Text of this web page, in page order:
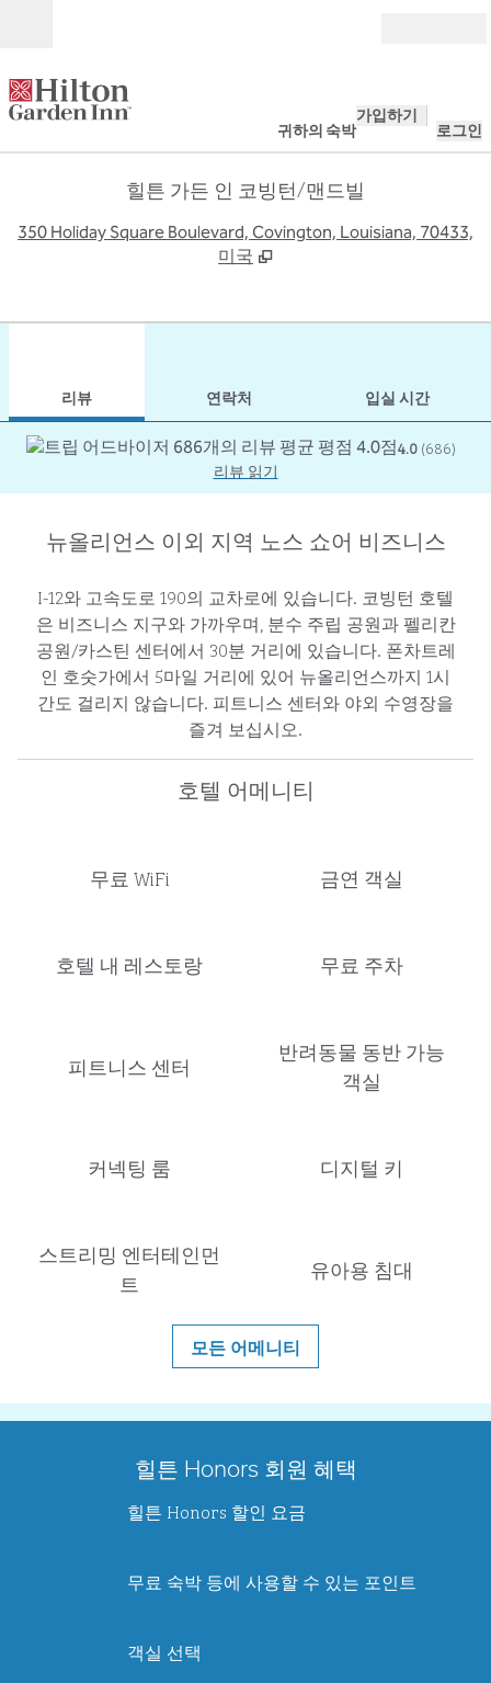
귀하의 숙박
가입하기
로그인
힐튼 가든 인 코빙턴/맨드빌
350 Holiday Square Boulevard, Covington, Louisiana, 70433,
미국
리뷰 연락처 입실 시간
4.0(686)
리뷰 읽기
뉴올리언스 이외 지역 노스 쇼어 비즈니스
I-12와 고속도로 190의 교차로에 있습니다. 코빙턴 호텔
은 비즈니스 지구와 가까우며, 분수 주립 공원과 펠리칸
공원/카스틴 센터에서 30분 거리에 있습니다. 폰차트레
인 호숫가에서 5마일 거리에 있어 뉴올리언스까지 1시
간도 걸리지 않습니다. 피트니스 센터와 야외 수영장을
즐겨 보십시오.
호텔 어메니티
무료 WiFi 금연 객실
호텔 내 레스토랑 무료 주차
피트니스 센터
반려동물 동반 가능
객실
커넥팅 룸 디지털 키
스트리밍 엔터테인먼
트
유아용 침대
모든 어메니티
힐튼 Honors 회원 혜택
힐튼 Honors 할인 요금
무료 숙박 등에 사용할 수 있는 포인트
객실 선택